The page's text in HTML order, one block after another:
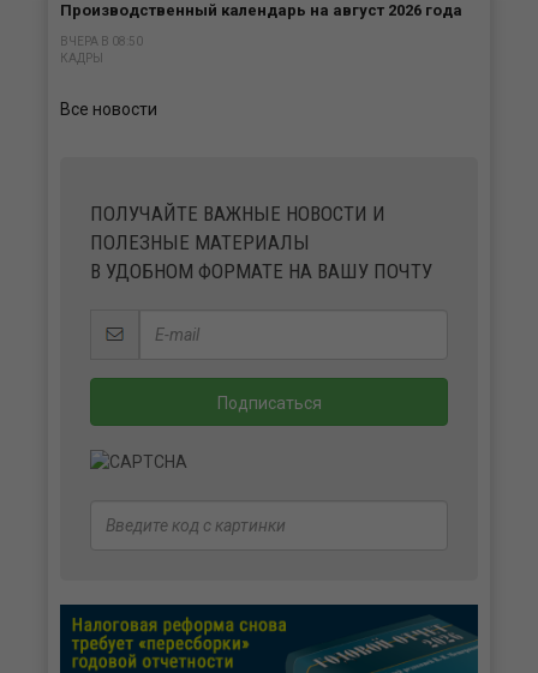
Производственный календарь на август 2026 года
ВЧЕРА В 08:50
КАДРЫ
Все новости
ПОЛУЧАЙТЕ ВАЖНЫЕ НОВОСТИ И
ПОЛЕЗНЫЕ МАТЕРИАЛЫ
В УДОБНОМ ФОРМАТЕ НА ВАШУ ПОЧТУ